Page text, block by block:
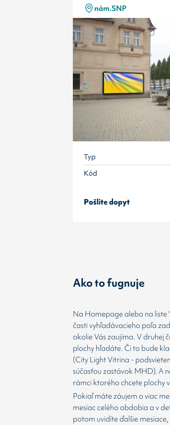
nám.SNP
Typ
Kód
Pošlite dopyt
Ako to fugnuje
Na Homepage alebo na liste
časti vyhľadávacieho poľa
okolie Vás zaujíma. V druhej
plochy hľadáte. Či to bude
(City Light Vitrina -
súčasťou zastávok MHD). A
rámci ktorého chcete plochy
Pokiaľ máte záujem o viac
mesiac celého obdobia a v
potom uvidíte ďalšie